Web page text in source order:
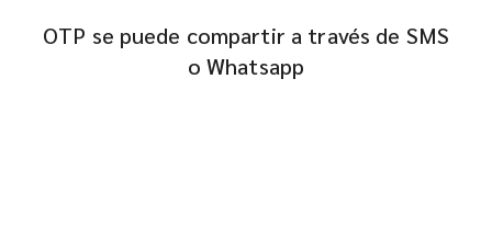
OTP se puede compartir a través de SMS
o Whatsapp